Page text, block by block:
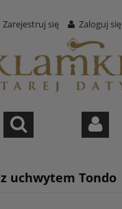
Zarejestruj się Zaloguj się
z uchwytem Tondo